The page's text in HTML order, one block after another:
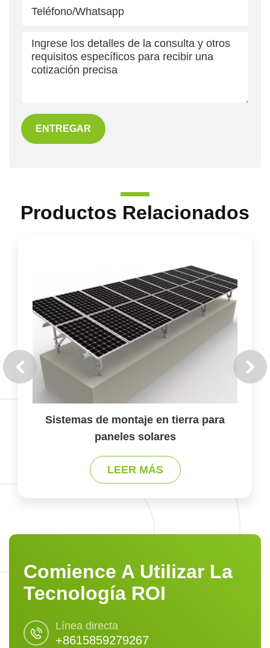
ENTREGAR
Productos Relacionados
Sistemas de montaje en tierra para
paneles solares
LEER MÁS
Comience A Utilizar La
Tecnología ROI
Línea directa
+8615859279267